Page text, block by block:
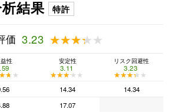
結果 特許
価 3.23 ★★★★★
★★★★★
性 安定性
3.11
★★★★★
★★★★★
リスク回避性
3.23
★★★★★
★★★★★
14.34
14.34
17.07